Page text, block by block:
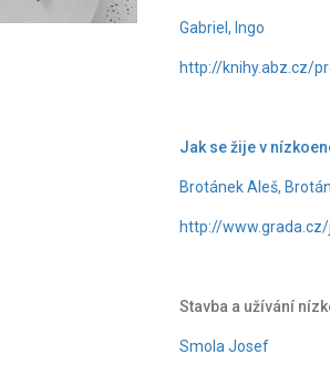
Gabriel, Ingo
http://knihy.abz.cz/
Jak se žije v
Brotánek Aleš,
http://
Stavba a užívání
Smola Josef